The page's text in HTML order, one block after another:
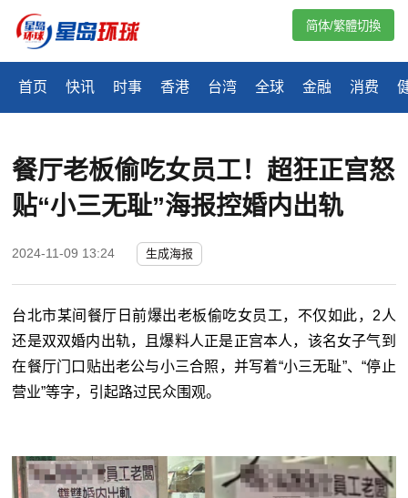
首页 快讯 时事 香港 台湾 全球 金融 消费
简体/繁體切換
餐厅老板偷吃女员工！超狂正宫怒
贴“小三无耻”海报控婚内出轨
2024-11-09 13:24 生成海报
台北市某间餐厅日前爆出老板偷吃女员工，不仅如此，2人
还是双双婚内出轨，且爆料人正是正宫本人，该名女子气到
在餐厅门口贴出老公与小三合照，并写着“小三无耻”、“停止
营业”等字，引起路过民众围观。